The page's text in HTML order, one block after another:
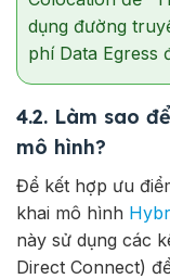
dụng đường
phí Data Egress
4.2. Làm sao
mô hình?
Để kết hợp ưu
khai mô hình
này sử dụng các
Direct Connect)